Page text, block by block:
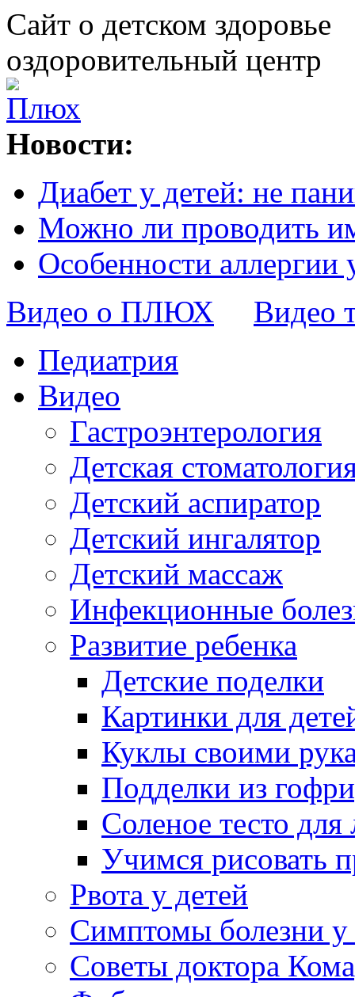
Сайт о детском здоровье
оздоровительный центр
Новости:
Диабет у детей: не
Можно ли проводить
Особенности аллергии
Видео о ПЛЮХ
Видео
Педиатрия
Видео
Гастроэнтерология
Детская
Детский аспиратор
Детский ингалятор
Детский массаж
Инфекционные
Развитие ребенка
Детские поделки
Картинки для
Куклы своими
Подделки из
Соленое тесто для
Учимся рисовать
Рвота у детей
Симптомы болезни у
Советы доктора